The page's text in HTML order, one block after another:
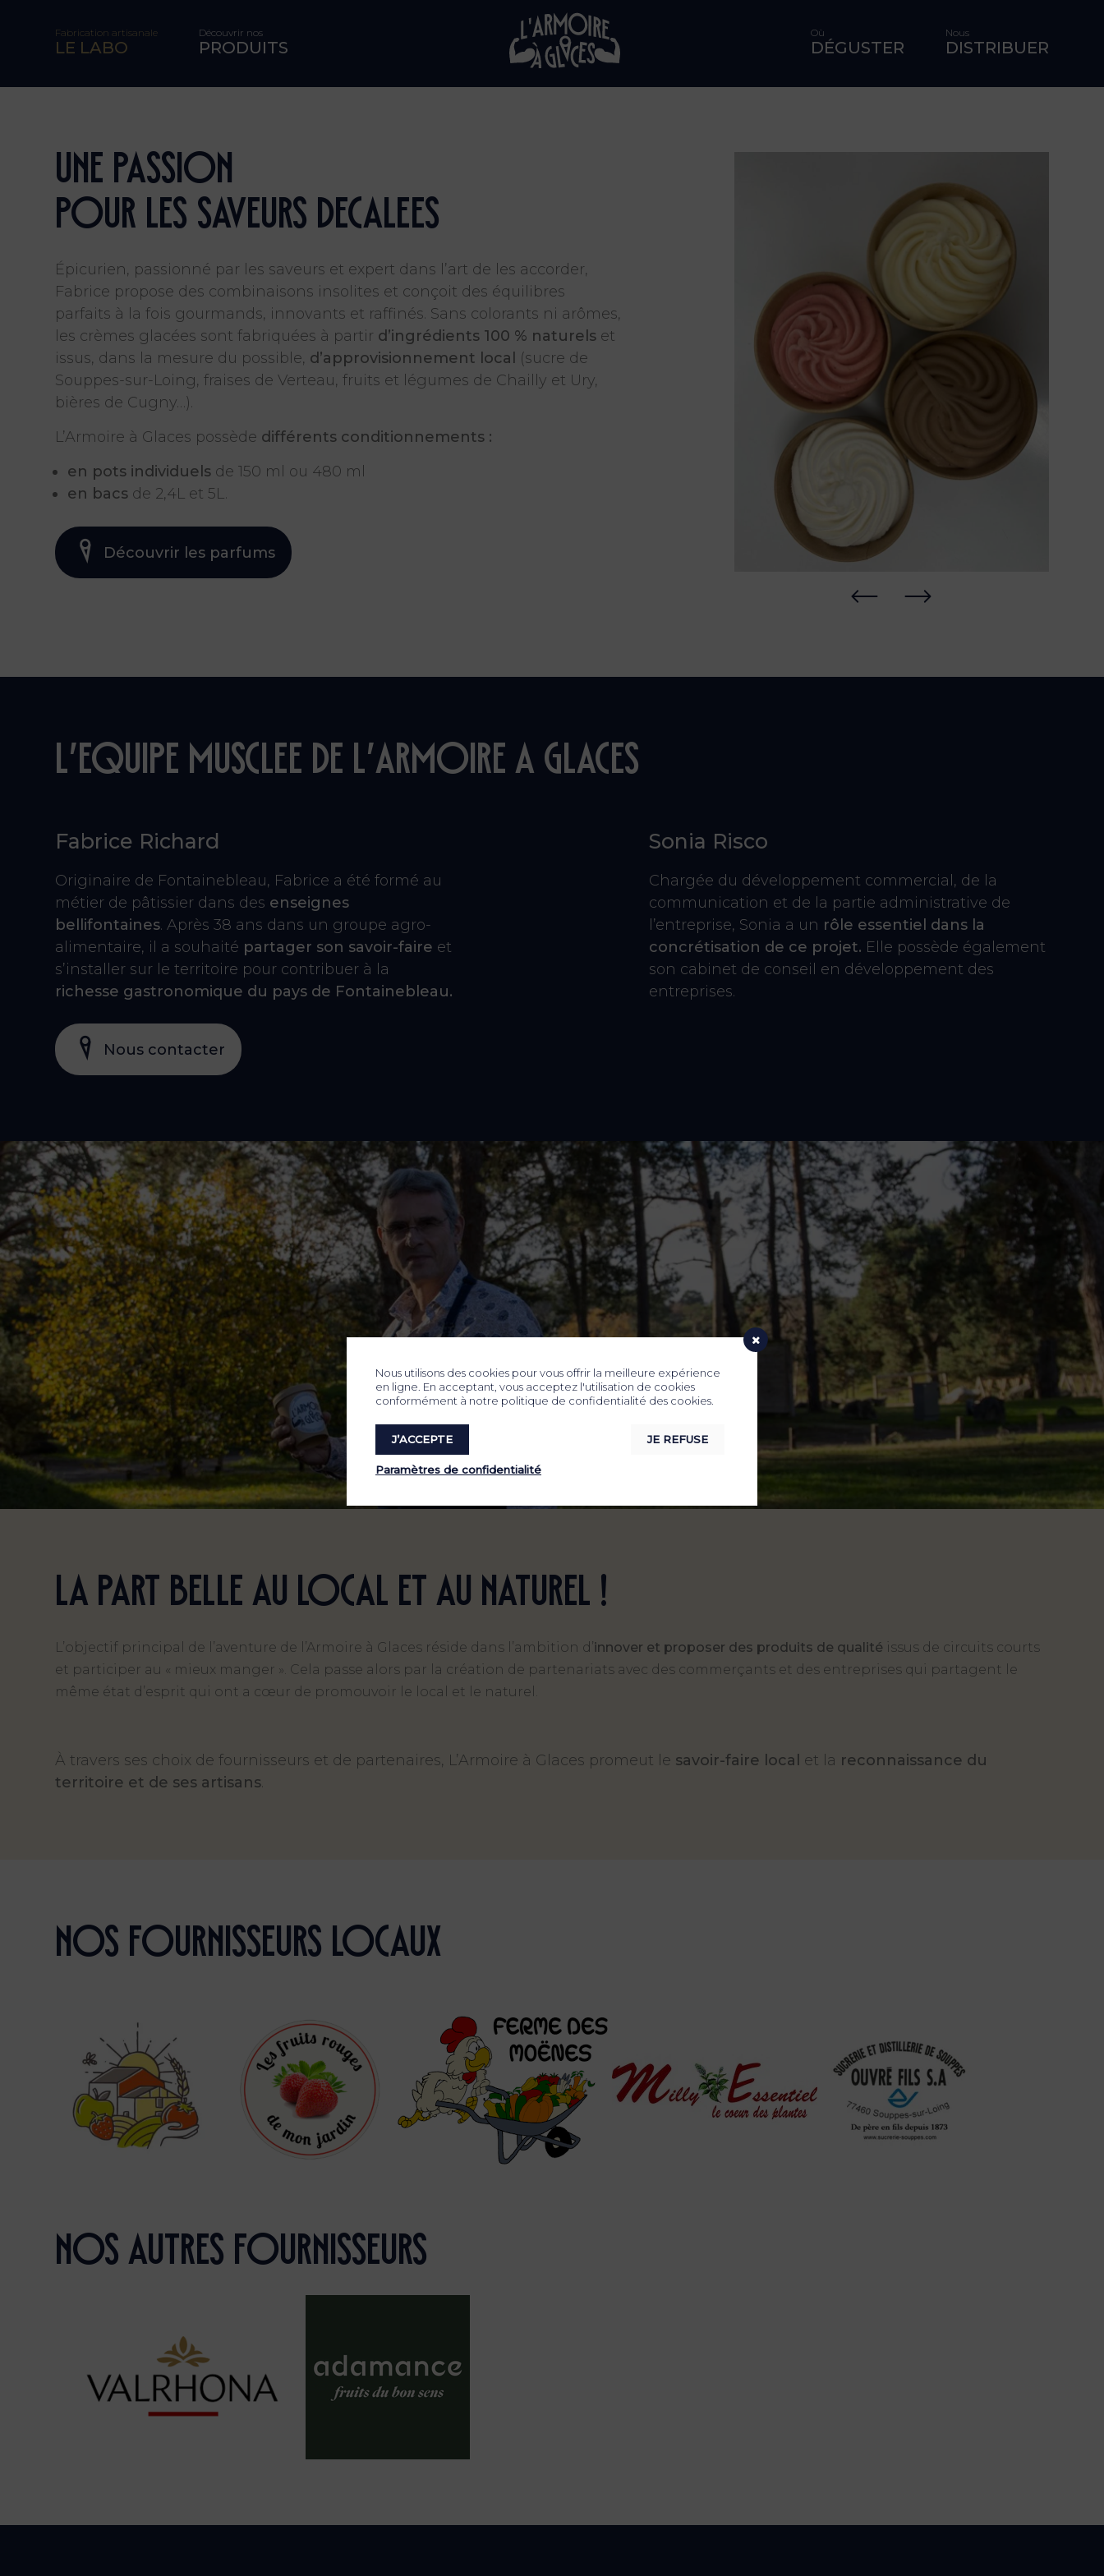
Fabrication artisanale
LE LABO
Découvrir nos
PRODUITS
Où
DÉGUSTER
Nous
DISTRIBUER
Une passion
pour les saveurs decalees
Épicurien, passionné par les saveurs et expert dans l’art de les accorder,
Fabrice propose des combinaisons insolites et conçoit des équilibres
parfaits à la fois gourmands, innovants et raffinés. Sans colorants ni arômes,
les crèmes glacées sont fabriquées à partir d’ingrédients 100 % naturels et
issus, dans la mesure du possible, d’approvisionnement local
(sucre de
Souppes-sur-Loing, fraises de Verteau, fruits et légumes de Chailly et Ury,
bières de Cugny…).
L’Armoire à Glaces possède différents conditionnements :
en pots individuels de 150 ml ou 480 ml
en bacs de 2,4L et 5L.
Découvrir les parfums
L’equipe musclee de l’armoire a glaces
Fabrice Richard
Originaire de Fontainebleau, Fabrice a été formé au
métier de pâtissier dans des enseignes
bellifontaines. Après 38 ans dans un groupe agro-
alimentaire, il a souhaité partager son savoir-faire et
s’installer sur le territoire pour contribuer à la
richesse gastronomique du pays de Fontainebleau.
Nous contacter
Sonia Risco
Chargée du développement commercial, de la
communication et de la partie administrative de
l’entreprise, Sonia a un rôle essentiel dans la
concrétisation de ce projet. Elle possède également
son cabinet de conseil en développement des
entreprises.
La part belle au local et au naturel !
L’objectif principal de l’aventure de l’Armoire à Glaces réside dans l’ambition d’innover et proposer des produits de qualité issus de circuits courts
et participer au « mieux manger ». Cela passe alors par la création de partenariats avec des commerçants et des entreprises qui partagent le
même état d’esprit qui ont a cœur de promouvoir le local et le naturel.
À travers ses choix de fournisseurs et de partenaires, L’Armoire à Glaces promeut le savoir-faire local et la reconnaissance du
territoire et de ses artisans.
Nos fournisseurs locaux
Nos AUTRES fournisseurs
Nous utilisons des cookies pour vous offrir la meilleure expérience
en ligne. En acceptant, vous acceptez l'utilisation de cookies
conformément à notre politique de confidentialité des cookies.
J’ACCEPTE JE REFUSE
Paramètres de confidentialité